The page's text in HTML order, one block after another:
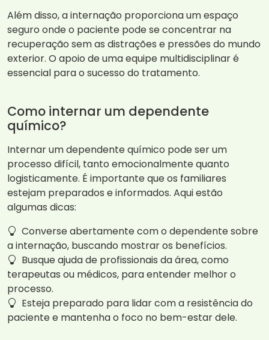
Além disso, a internação proporciona um espaço
seguro onde o paciente pode se concentrar na
recuperação sem as distrações e pressões do mundo
exterior. O apoio de uma equipe multidisciplinar é
essencial para o sucesso do tratamento.
Como internar um dependente
químico?
Internar um dependente químico pode ser um
processo difícil, tanto emocionalmente quanto
logisticamente. É importante que os familiares
estejam preparados e informados. Aqui estão
algumas dicas:
Converse abertamente com o dependente sobre
a internação, buscando mostrar os benefícios.
Busque ajuda de profissionais da área, como
terapeutas ou médicos, para entender melhor o
processo.
Esteja preparado para lidar com a resistência do
paciente e mantenha o foco no bem-estar dele.